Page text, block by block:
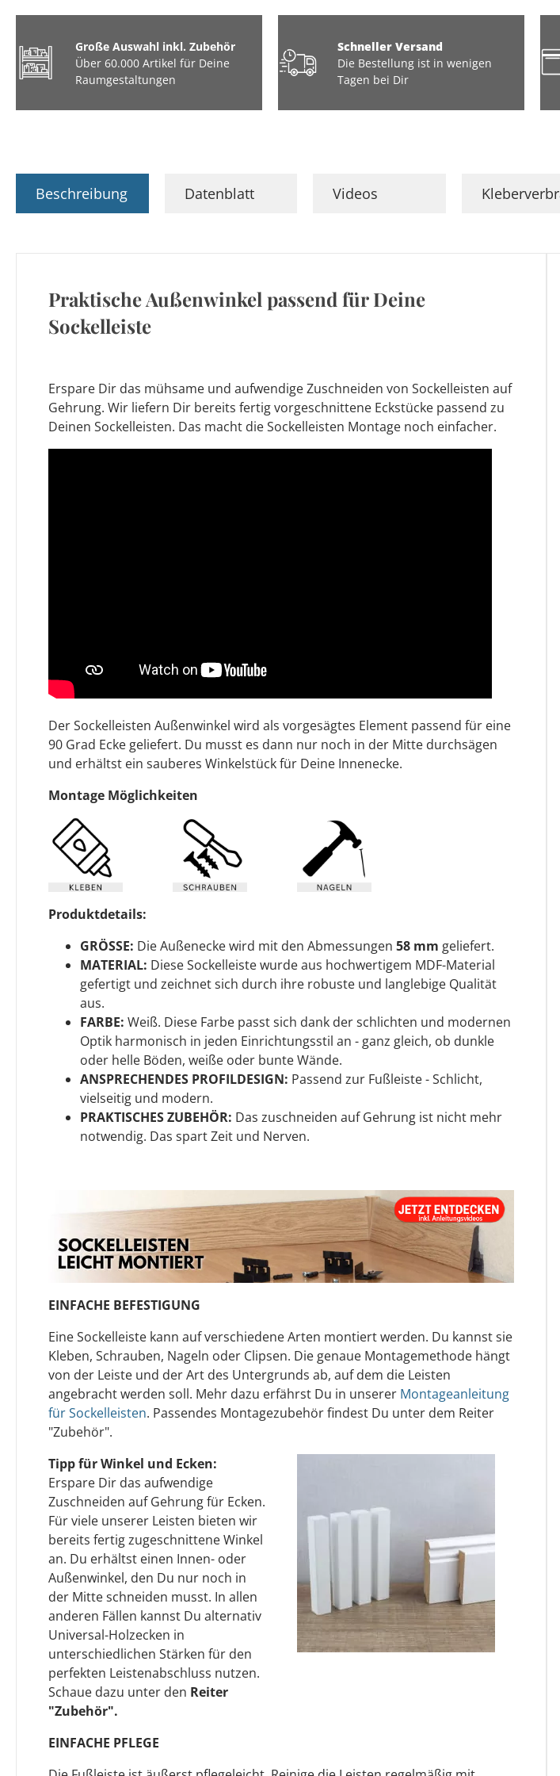
Große Auswahl inkl. Zubehör
Über 60.000 Artikel für Deine
Raumgestaltungen
Schneller Versand
Die Bestellung ist in wenigen
Tagen bei Dir
Beschreibung Datenblatt Videos
Praktische Außenwinkel passend für Deine
Sockelleiste
Erspare Dir das mühsame und aufwendige Zuschneiden von Sockelleisten auf
Gehrung. Wir liefern Dir bereits fertig vorgeschnittene Eckstücke passend zu
Deinen Sockelleisten. Das macht die Sockelleisten Montage noch einfacher.
Der Sockelleisten Außenwinkel wird als vorgesägtes Element passend für eine
90 Grad Ecke geliefert. Du musst es dann nur noch in der Mitte durchsägen
und erhältst ein sauberes Winkelstück für Deine Innenecke.
Montage Möglichkeiten
Produktdetails:
GRÖSSE: Die Außenecke wird mit den Abmessungen 58 mm geliefert.
MATERIAL: Diese Sockelleiste wurde aus hochwertigem MDF-Material
gefertigt und zeichnet sich durch ihre robuste und langlebige Qualität
aus.
FARBE: Weiß. Diese Farbe passt sich dank der schlichten und modernen
Optik harmonisch in jeden Einrichtungsstil an - ganz gleich, ob dunkle
oder helle Böden, weiße oder bunte Wände.
ANSPRECHENDES PROFILDESIGN: Passend zur Fußleiste - Schlicht,
vielseitig und modern.
PRAKTISCHES ZUBEHÖR: Das zuschneiden auf Gehrung ist nicht mehr
notwendig. Das spart Zeit und Nerven.
EINFACHE BEFESTIGUNG
Eine Sockelleiste kann auf verschiedene Arten montiert werden. Du kannst sie
Kleben, Schrauben, Nageln oder Clipsen. Die genaue Montagemethode hängt
von der Leiste und der Art des Untergrunds ab, auf dem die Leisten
angebracht werden soll. Mehr dazu erfährst Du in unserer Montageanleitung
für Sockelleisten. Passendes Montagezubehör findest Du unter dem Reiter
"Zubehör".
Tipp für Winkel und Ecken:
Erspare Dir das aufwendige
Zuschneiden auf Gehrung für Ecken.
Für viele unserer Leisten bieten wir
bereits fertig zugeschnittene Winkel
an. Du erhältst einen Innen- oder
Außenwinkel, den Du nur noch in
der Mitte schneiden musst. In allen
anderen Fällen kannst Du alternativ
Universal-Holzecken in
unterschiedlichen Stärken für den
perfekten Leistenabschluss nutzen.
Schaue dazu unter den Reiter
"Zubehör".
EINFACHE PFLEGE